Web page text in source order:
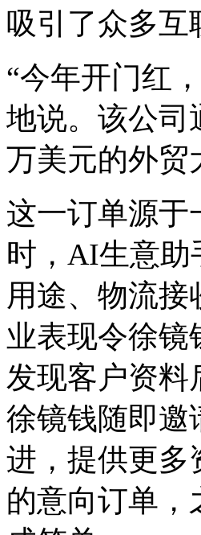
吸引了众多
“今年开门红
地说。该公司
万美元的外贸
这一订单源于
时，AI生意助
用途、物流
业表现令徐镜
发现客户资料
徐镜钱随即邀
进，提供更多
的意向订单，